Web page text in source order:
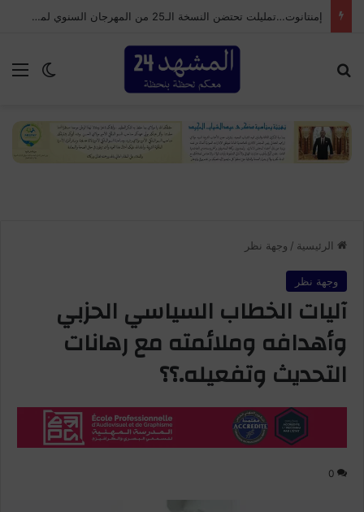
إمنتانوت…تمليلت تحتضن النسخة الـ25 من المهرجان السنوي لموظفي الجماعة
الوضع
الرئيسية / وجهة نظر
وجهة نظر
آليات الخطاب السياسي الحزبي
وأهدافه وملائمته مع رهانات
التحديث وتفعيله.؟؟
0